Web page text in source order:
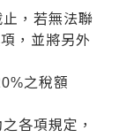
，若無法聯
，並將另外
之稅額
各項規定，